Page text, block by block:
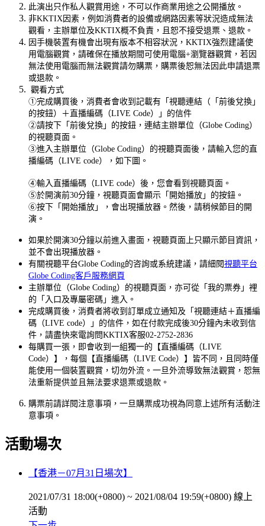
此演出只作私人觀賞用途，不可以作商業用途之公開播放。
非KKTIX因素，例如消費者的設備或網路因素等狀況造成無法
觀看，主辦單位及KKTIX概不負責，且恕不接受退票、退款。
因手機裝置有機會出現有版本不相容狀況，KKTIX強烈建議使
用電腦觀賞，請確保在播放期間可使用電腦+瀏覽器觀賞，若因
無法使用電腦而無法觀賞請勿購票，購票後恕無法因此申請退票
或退款。
觀看方式
①完成購買後，消費者會收到記載有「視聽連結（「前後兌換」
的按鈕）＋直播編碼（LIVE Code）」的信件
②請按下「前後兌換」的按鈕，連結主辦單位（Globe Coding）
的視聽頁面。
③進入主辦單位（Globe Coding）的視聽頁面後，請輸入您的直
播編碼（LIVE code），如下圖。
④輸入 直播編碼 （LIVE code）後，您會看到視聽頁面。
⑤於開演前30分鐘，視聽頁面會顯示「開始播放」的按鈕。
⑥按下「開始播放」，會出現播放器。然後，請稍候節目的開
演。
如果於開演30分鐘以前進入畫面，視聽頁面上只顯示節目資訊，
並不會出現播放器。
有關視聽平台Globe Coding的咨詢或系統建議，請細閱視聽平台
Globe Coding客戶服務網頁
主辦單位（Globe Coding）的視聽頁面，亦可從「我的票券」裡
的「入口及專屬密碼」進入。
完成購買後，消費者將收到訂單成立通知及「視聽連結＋直播編
碼（LIVE code）」的信件，如在付款完成後30分鐘內未收到信
件，請盡快來電詢問KKTIX客服02-2752-2836
每購買一張，即會收到一組獨一的【直播編碼（LIVE
Code）】，每個【直播編碼（LIVE Code）】皆不同，且同時僅
能使用一個裝置觀賞，切勿外流。一旦外流導致無法觀賞，恕無
法重新提供並且無法要求退票或退款。
購票前請詳閱注意事項，一旦購票成功視為同意上述所有活動注
意事項。
活動場次
【香港－07月31日場次】
2021/07/31 18:00(+0800) ~ 2021/08/04 19:59(+0800) 線上
活動